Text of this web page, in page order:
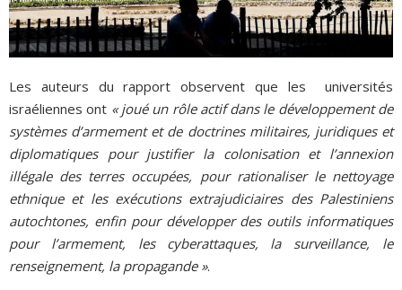
Les auteurs du rapport observent que les universités
israéliennes ont « joué un rôle actif dans le développement de
systèmes d’armement et de doctrines militaires, juridiques et
diplomatiques pour justifier la colonisation et l’annexion
illégale des terres occupées, pour rationaliser le nettoyage
ethnique et les exécutions extrajudiciaires des Palestiniens
autochtones, enfin pour développer des outils informatiques
pour l’armement, les cyberattaques, la surveillance, le
renseignement, la propagande ».